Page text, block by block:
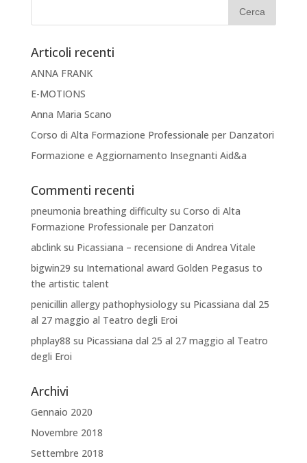
Articoli recenti
ANNA FRANK
E-MOTIONS
Anna Maria Scano
Corso di Alta Formazione Professionale per Danzatori
Formazione e Aggiornamento Insegnanti Aid&a
Commenti recenti
pneumonia breathing difficultysu Corso di Alta
Formazione Professionale per Danzatori
abclinksu Picassiana – recensione di Andrea Vitale
bigwin29 su International award Golden Pegasus to
the artistic talent
penicillin allergy pathophysiologysu Picassiana dal 25
al 27 maggio al Teatro degli Eroi
phplay88 su Picassiana dal 25 al 27 maggio al Teatro
degli Eroi
Archivi
Gennaio 2020
Novembre 2018
Settembre 2018